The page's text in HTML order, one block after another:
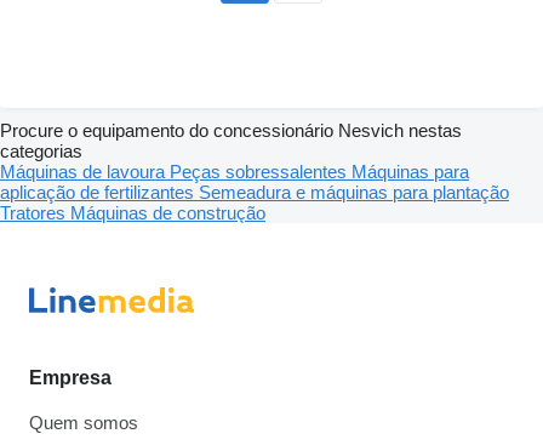
Procure o equipamento do concessionário Nesvich nestas
categorias
Máquinas de lavoura Peças sobressalentes Máquinas para
aplicação de fertilizantes Semeadura e máquinas para plantação
Tratores Máquinas de construção
Empresa
Quem somos